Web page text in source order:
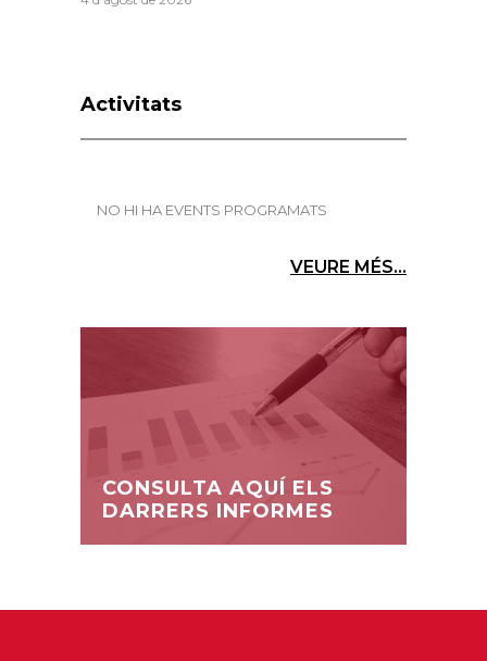
Activitats
NO HI HA EVENTS PROGRAMATS
VEURE MÉS...
CONSULTA AQUÍ ELS
DARRERS INFORMES